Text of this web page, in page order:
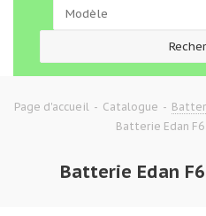
Page d'accueil - Catalogue -
Batterie Edan F6
Batterie Edan